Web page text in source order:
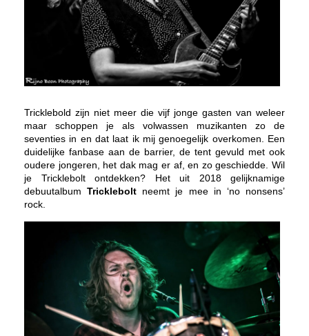
Tricklebold zijn niet meer die vijf jonge gasten van weleer
maar schoppen je als volwassen muzikanten zo de
seventies in en dat laat ik mij genoegelijk overkomen. Een
duidelijke fanbase aan de barrier, de tent gevuld met ook
oudere jongeren, het dak mag er af, en zo geschiedde. Wil
je Tricklebolt ontdekken? Het uit 2018 gelijknamige
debuutalbumTricklebolt neemt je mee in ‘no nonsens’
rock.